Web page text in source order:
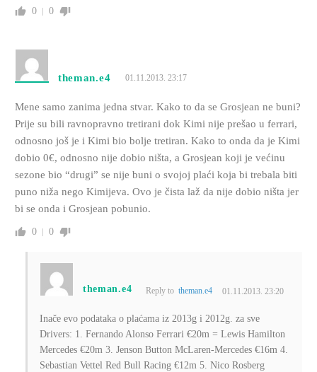
0 0
theman.e4 01.11.2013. 23:17
Mene samo zanima jedna stvar. Kako to da se Grosjean ne buni?
Prije su bili ravnopravno tretirani dok Kimi nije prešao u ferrari,
odnosno još je i Kimi bio bolje tretiran. Kako to onda da je Kimi
dobio 0€, odnosno nije dobio ništa, a Grosjean koji je većinu
sezone bio “drugi” se nije buni o svojoj plaći koja bi trebala biti
puno niža nego Kimijeva. Ovo je čista laž da nije dobio ništa jer
bi se onda i Grosjean pobunio.
0 0
theman.e4 Reply totheman.e4 01.11.2013. 23:20
Inače evo podataka o plaćama iz 2013g i 2012g. za sve
Drivers: 1. Fernando Alonso Ferrari €20m = Lewis Hamilton
Mercedes €20m 3. Jenson Button McLaren-Mercedes €16m 4.
Sebastian Vettel Red Bull Racing €12m 5. Nico Rosberg